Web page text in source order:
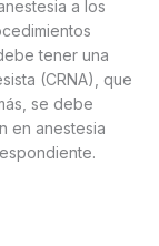
a los
tener una
(CRNA), que
se debe
en anestesia